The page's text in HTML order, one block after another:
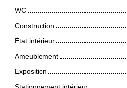
WC
Construction
État intérieur
Ameublement
Exposition